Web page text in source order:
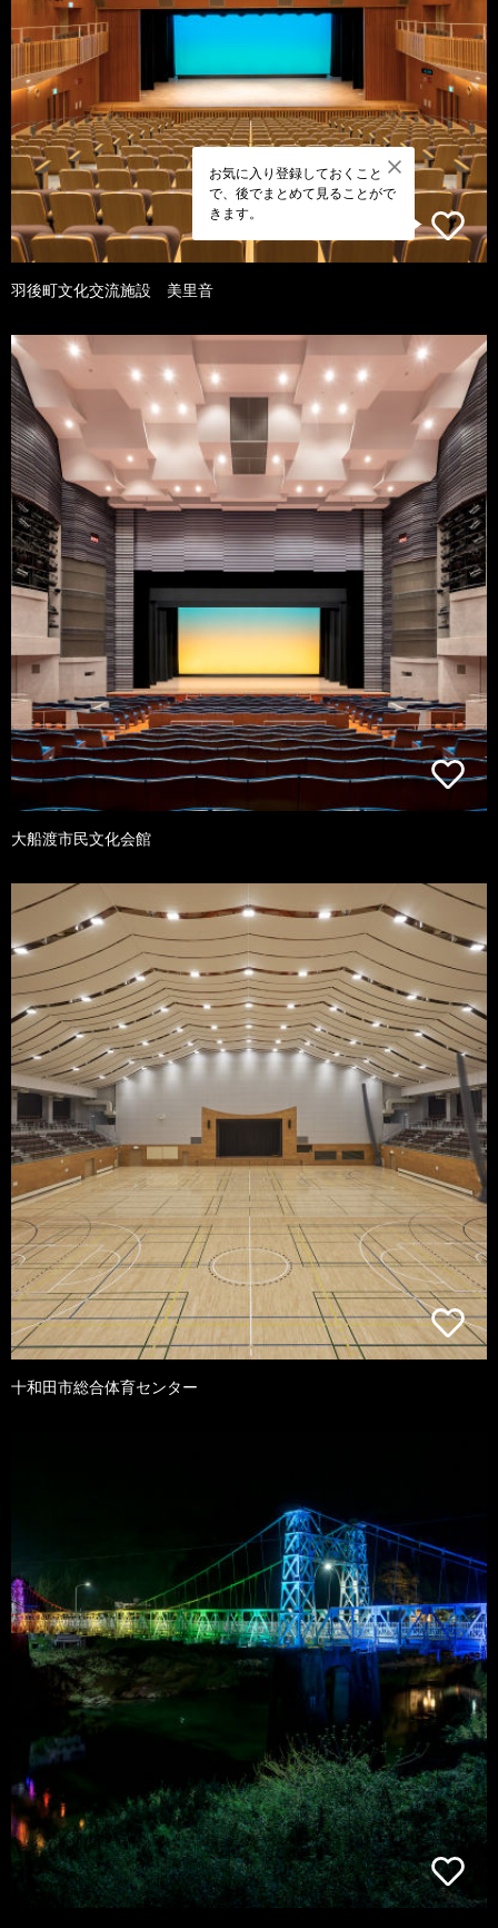
お気に入り登録しておくこと
で、後でまとめて見ることがで
きます。
羽後町文化交流施設 美里音
大船渡市民文化会館
十和田市総合体育センター